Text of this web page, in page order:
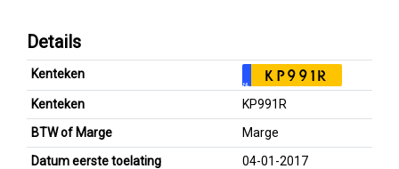
Details
Kenteken
NL KP991R
Kenteken
KP991R
BTW of Marge
Marge
Datum eerste toelating
04-01-2017